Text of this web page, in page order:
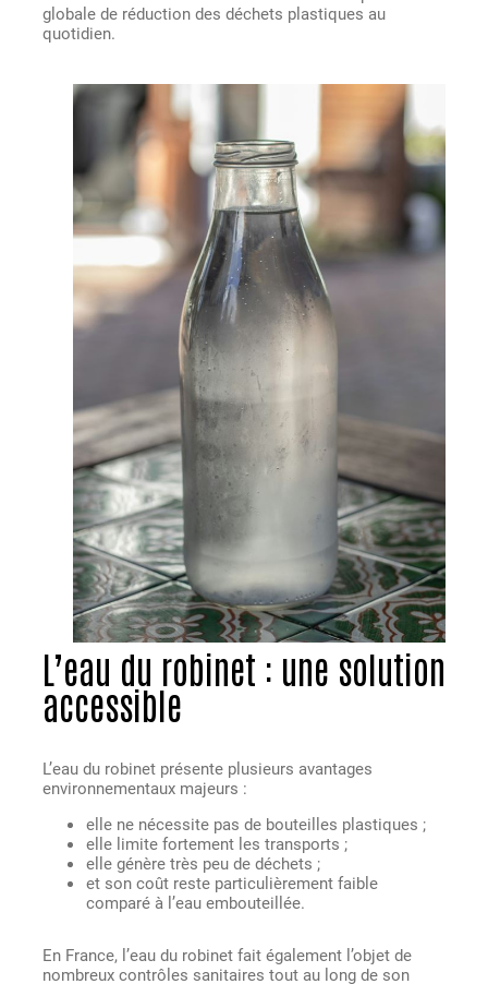
globale de réduction des déchets plastiques au
quotidien.
L’eau du robinet : une solution
accessible
L’eau du robinet présente plusieurs avantages
environnementaux majeurs :
elle ne nécessite pas de bouteilles plastiques ;
elle limite fortement les transports ;
elle génère très peu de déchets ;
et son coût reste particulièrement faible
comparé à l’eau embouteillée.
En France, l’eau du robinet fait également l’objet de
nombreux contrôles sanitaires tout au long de son